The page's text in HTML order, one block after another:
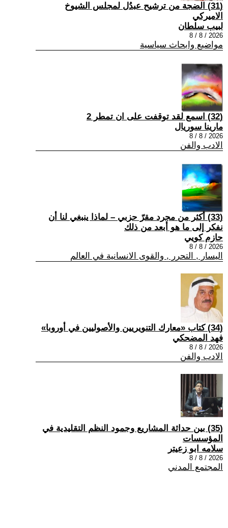
(31) الضجة من ترشيح عبدُل لمجلس الشيوخ
الاميركي
لبيب سلطان
2026 / 8 / 8
مواضيع وابحاث سياسية
(32) اسمع لقد توقفت على ان تمطر 2
مارينا سوريال
2026 / 8 / 8
الادب والفن
(33) أكثر من مجرد مقرّ حزبي – لماذا ينبغي لنا أن
نفكر إلى ما هو أبعد من ذلك
حازم كويي
2026 / 8 / 8
اليسار , التحرر , والقوى الانسانية في العالم
(34) كتاب «معارك التنويريين والأصوليين في أوروبا»
فهد المضحكي
2026 / 8 / 8
الادب والفن
(35) بين حداثة المشاريع وجمود النظم التقليدية في
المؤسسات
سلامه ابو زعيتر
2026 / 8 / 8
المجتمع المدني